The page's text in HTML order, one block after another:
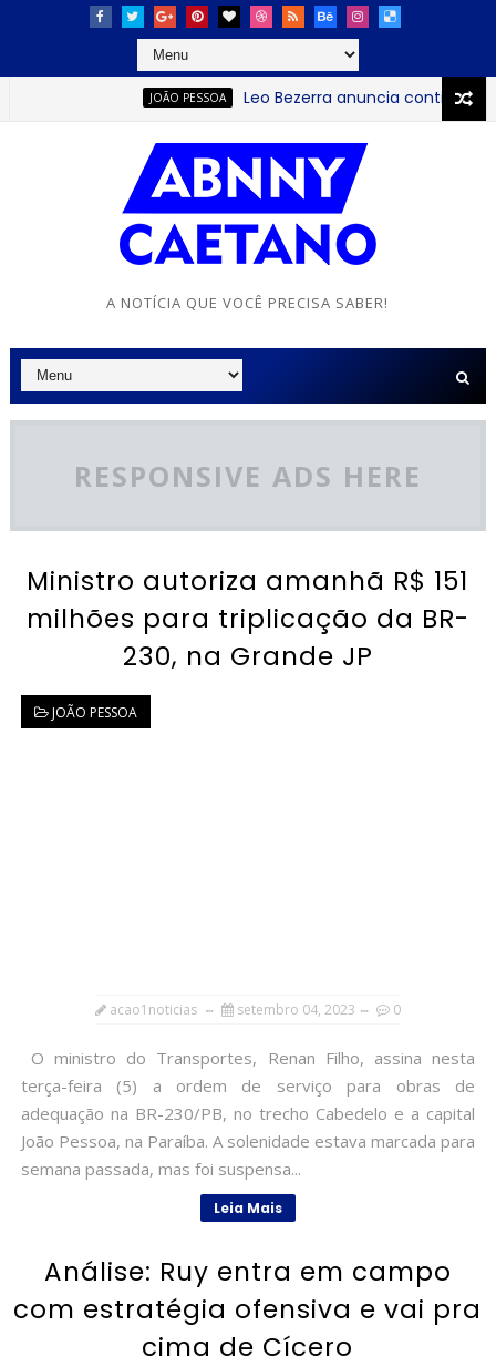
JOÃO PESSOA
Leo Bezerra anuncia continuação da
das Escolas Cidadãs e destaca compromisso com a
A NOTÍCIA QUE VOCÊ PRECISA SABER!
RESPONSIVE ADS HERE
Ministro autoriza amanhã R$ 151
milhões para triplicação da BR-
230, na Grande JP
JOÃO PESSOA
acao1noticias setembro 04, 2023 0
O ministro do Transportes, Renan Filho, assina nesta
terça-feira (5) a ordem de serviço para obras de
adequação na BR-230/PB, no trecho Cabedelo e a capital
João Pessoa, na Paraíba. A solenidade estava marcada para
semana passada, mas foi suspensa...
Leia Mais
Análise: Ruy entra em campo
com estratégia ofensiva e vai pra
cima de Cícero